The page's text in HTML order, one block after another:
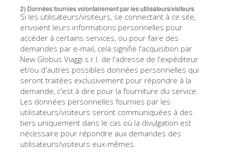
2) Données fournies volontairement par les utilisateurs/visiteurs
Si les utilisateurs/visiteurs, se connectant à ce site,
envoient leurs informations personnelles pour
accéder à certains services, ou pour faire des
demandes par e-mail, cela signifie l'acquisition par
New Globus Viaggi s.r.l. de l'adresse de l'expéditeur
et/ou d'autres possibles données personnelles qui
seront traitées exclusivement pour répondre à la
demande, c'est à dire pour la fourniture du service.
Les données personnelles fournies par les
utilisateurs/visiteurs seront communiquées à des
tiers uniquement dans le cas où la divulgation est
nécessaire pour répondre aux demandes des
utilisateurs/visiteurs eux-mêmes.